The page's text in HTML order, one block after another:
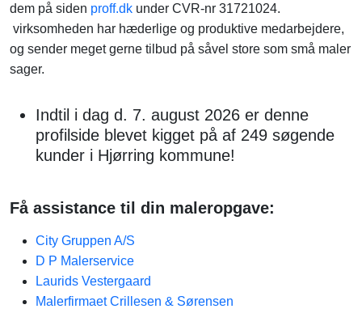
dem på siden proff.dk under CVR-nr 31721024.
virksomheden har hæderlige og produktive medarbejdere,
og sender meget gerne tilbud på såvel store som små maler
sager.
Indtil i dag d. 7. august 2026 er denne
profilside blevet kigget på af 249 søgende
kunder i Hjørring kommune!
Få assistance til din maleropgave:
City Gruppen A/S
D P Malerservice
Laurids Vestergaard
Malerfirmaet Crillesen & Sørensen